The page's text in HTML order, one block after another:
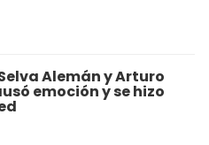
Alemán y Arturo
emoción y se hizo